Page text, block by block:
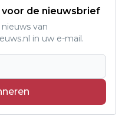
voor de nieuwsbrief
van
in uw e-mail.